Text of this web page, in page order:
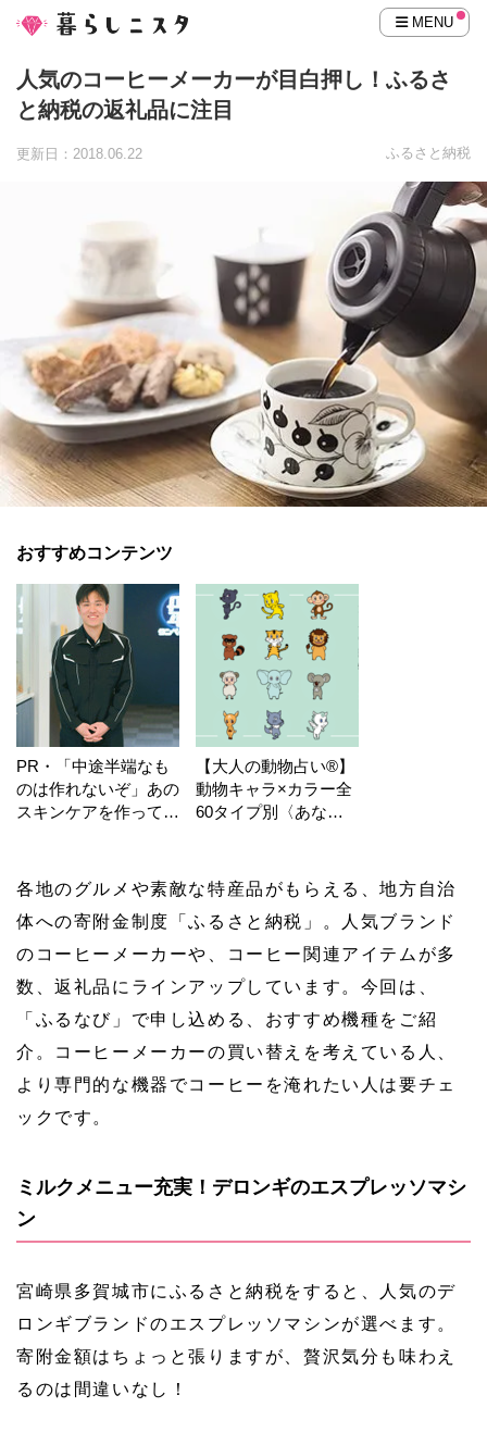
MENU
人気のコーヒーメーカーが目白押し！ふるさ
と納税の返礼品に注目
更新日：2018.06.22 ふるさと納税
おすすめコンテンツ
PR・「中途半端なも
のは作れないぞ」あの
スキンケアを作ってい
【大人の動物占い®】
動物キャラ×カラー全
60タイプ別〈あなた
各地のグルメや素敵な特産品がもらえる、地方自治
体への寄附金制度「ふるさと納税」。人気ブランド
のコーヒーメーカーや、コーヒー関連アイテムが多
数、返礼品にラインアップしています。今回は、
「ふるなび」で申し込める、おすすめ機種をご紹
介。コーヒーメーカーの買い替えを考えている人、
より専門的な機器でコーヒーを淹れたい人は要チェ
ックです。
ミルクメニュー充実！デロンギのエスプレッソマシ
ン
宮崎県多賀城市にふるさと納税をすると、人気のデ
ロンギブランドのエスプレッソマシンが選べます。
寄附金額はちょっと張りますが、贅沢気分も味わえ
るのは間違いなし！